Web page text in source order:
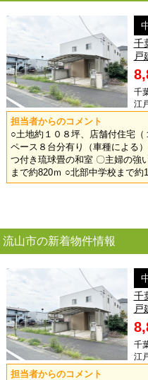
千
戸
千
江
担当者からのコメント
○土地約１０８坪、店舗付住宅
ペース８台分有り（車種による
つ付き琉球畳の和室 〇主婦の強
まで約820ｍ ○北部中学校まで約
流山市の新着物件情報
千
戸
千
江
担当者からのコメント